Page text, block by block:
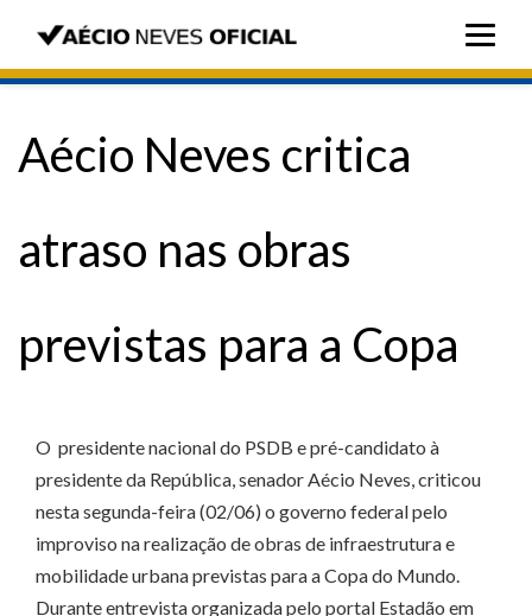
Aécio Neves critica
atraso nas obras
previstas para a Copa
O presidente nacional do PSDB e pré-candidato à
presidente da República, senador Aécio Neves, criticou
nesta segunda-feira (02/06) o governo federal pelo
improviso na realização de obras de infraestrutura e
mobilidade urbana previstas para a Copa do Mundo.
Durante entrevista organizada pelo portal Estadão em